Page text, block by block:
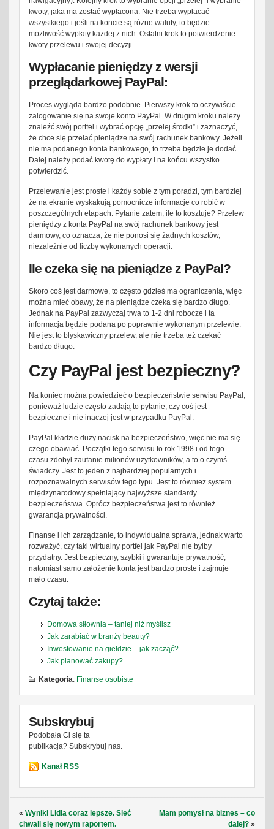
kwoty, jaka ma zostać wypłacona. Nie trzeba wypłacać
wszystkiego i jeśli na koncie są różne waluty, to będzie
możliwość wypłaty każdej z nich. Ostatni krok to potwierdzenie
kwoty przelewu i swojej decyzji.
Wypłacanie pieniędzy z wersji
przeglądarkowej PayPal:
Proces wygląda bardzo podobnie. Pierwszy krok to oczywiście
zalogowanie się na swoje konto PayPal. W drugim kroku należy
znaleźć swój portfel i wybrać opcję „przelej środki” i zaznaczyć,
że chce się przelać pieniądze na swój rachunek bankowy. Jeżeli
nie ma podanego konta bankowego, to trzeba będzie je dodać.
Dalej należy podać kwotę do wypłaty i na końcu wszystko
potwierdzić.
Przelewanie jest proste i każdy sobie z tym poradzi, tym bardziej
że na ekranie wyskakują pomocnicze informacje co robić w
poszczególnych etapach. Pytanie zatem, ile to kosztuje? Przelew
pieniędzy z konta PayPal na swój rachunek bankowy jest
darmowy, co oznacza, że nie ponosi się żadnych kosztów,
niezależnie od liczby wykonanych operacji.
Ile czeka się na pieniądze z PayPal?
Skoro coś jest darmowe, to często gdzieś ma ograniczenia, więc
można mieć obawy, że na pieniądze czeka się bardzo długo.
Jednak na PayPal zazwyczaj trwa to 1-2 dni robocze i ta
informacja będzie podana po poprawnie wykonanym przelewie.
Nie jest to błyskawiczny przelew, ale nie trzeba też czekać
bardzo długo.
Czy PayPal jest bezpieczny?
Na koniec można powiedzieć o bezpieczeństwie serwisu PayPal,
ponieważ ludzie często zadają to pytanie, czy coś jest
bezpieczne i nie inaczej jest w przypadku PayPal.
PayPal kładzie duży nacisk na bezpieczeństwo, więc nie ma się
czego obawiać. Początki tego serwisu to rok 1998 i od tego
czasu zdobył zaufanie milionów użytkowników, a to o czymś
świadczy. Jest to jeden z najbardziej popularnych i
rozpoznawalnych serwisów tego typu. Jest to również system
międzynarodowy spełniający najwyższe standardy
bezpieczeństwa. Oprócz bezpieczeństwa jest to również
gwarancja prywatności.
Finanse i ich zarządzanie, to indywidualna sprawa, jednak warto
rozważyć, czy taki wirtualny portfel jak PayPal nie byłby
przydatny. Jest bezpieczny, szybki i gwarantuje prywatność,
natomiast samo założenie konta jest bardzo proste i zajmuje
mało czasu.
Czytaj także:
Domowa siłownia – taniej niż myślisz
Jak zarabiać w branży beauty?
Inwestowanie na giełdzie – jak zacząć?
Jak planować zakupy?
Kategoria: Finanse osobiste
Subskrybuj
Podobała Ci się ta
publikacja? Subskrybuj nas.
Kanał RSS
Mam pomysł na biznes – co
dalej? »
« Wyniki Lidla coraz lepsze. Sieć
chwali się nowym raportem.